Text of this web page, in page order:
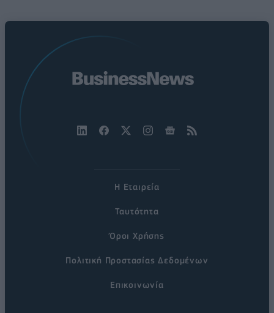
Η Εταιρεία
Ταυτότητα
Όροι Χρήσης
Πολιτική Προστασίας Δεδομένων
Επικοινωνία